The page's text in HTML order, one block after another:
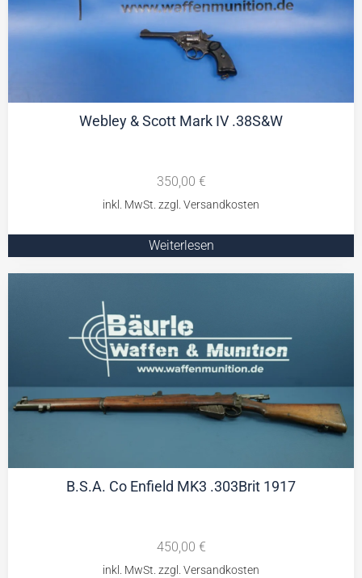
Webley & Scott Mark IV .38S&W
350,00 €
Weiterlesen
B.S.A. Co Enfield MK3 .303Brit 1917
450,00 €